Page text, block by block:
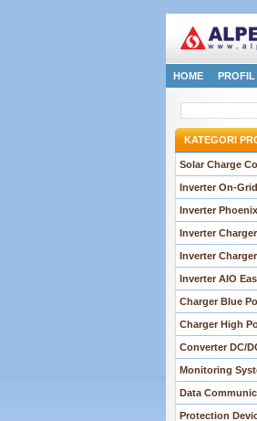
HOME PROFIL
KATEGORI
Solar Charge
Inverter On-Grid
Inverter Phoenix
Inverter
Inverter
Inverter AIO
Charger Blue
Charger High
Converter DC/
Monitoring
Data
Protection